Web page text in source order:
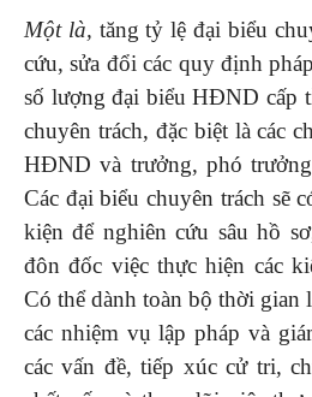
Một là, tăng tỷ lệ đại biểu
cứu, sửa đổi các quy định
số lượng đại biểu HĐND cấp
chuyên trách, đặc biệt là các
HĐND và trưởng, phó
Các đại biểu chuyên trách sẽ
kiện để nghiên cứu sâu hồ
đôn đốc việc thực hiện các
Có thể dành toàn bộ thời gian
các nhiệm vụ lập pháp và
các vấn đề, tiếp xúc cử tri,